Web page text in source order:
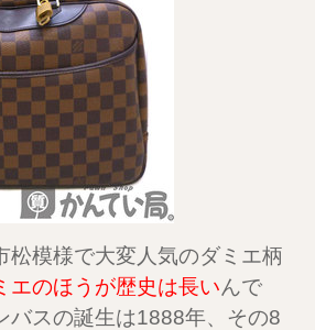
松模様で大変人気のダミエ柄
エのほうが歴史は長いんで
バスの誕生は1888年、その8